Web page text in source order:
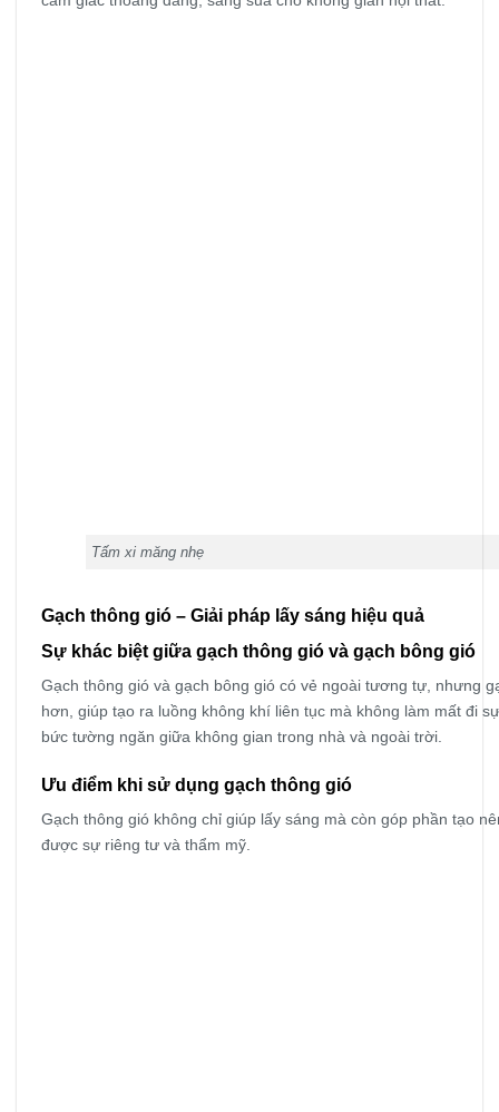
Tấm xi măng nhẹ
Gạch thông gió – Giải pháp lấy sáng hiệu quả
Sự khác biệt giữa gạch thông gió và gạch bông gió
Gạch thông gió và gạch bông gió có vẻ ngoài tương tự, nhưng
hơn, giúp tạo ra luồng không khí liên tục mà không làm mất đi
bức tường ngăn giữa không gian trong nhà và ngoài trời.
Ưu điểm khi sử dụng gạch thông gió
Gạch thông gió không chỉ giúp lấy sáng mà còn góp phần tạo
được sự riêng tư và thẩm mỹ.